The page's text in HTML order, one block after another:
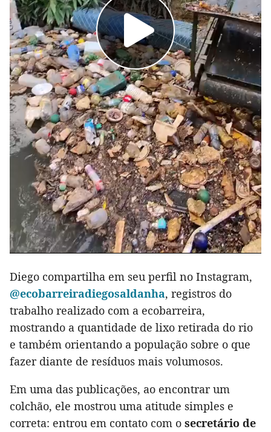
Diego compartilha em seu perfil no Instagram,
@ecobarreiradiegosaldanha, registros do
trabalho realizado com a ecobarreira,
mostrando a quantidade de lixo retirada do rio
e também orientando a população sobre o que
fazer diante de resíduos mais volumosos.
Em uma das publicações, ao encontrar um
colchão, ele mostrou uma atitude simples e
correta: entrou em contato com o secretário de